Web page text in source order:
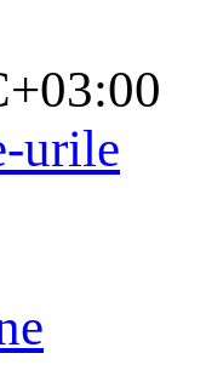
urile